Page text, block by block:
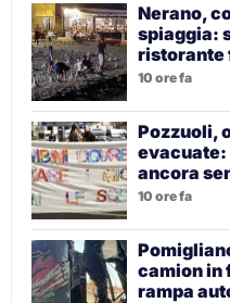
Nerano,
spiaggia:
ristorante
10 ore fa
Pozzuoli,
evacuate:
ancora
10 ore fa
camion in
rampa